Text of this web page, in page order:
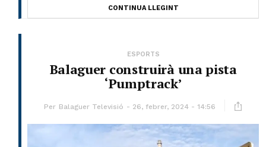
CONTINUA LLEGINT
ESPORTS
Balaguer construirà una pista
‘Pumptrack’
Per Balaguer Televisió 26, febrer, 2024 - 14:56